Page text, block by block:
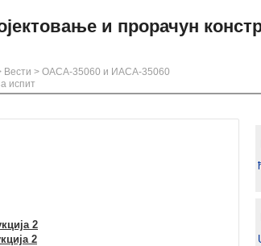
и прорачун
Вести > ОАСА-35060 и ИАСА-35060
испит
2
2